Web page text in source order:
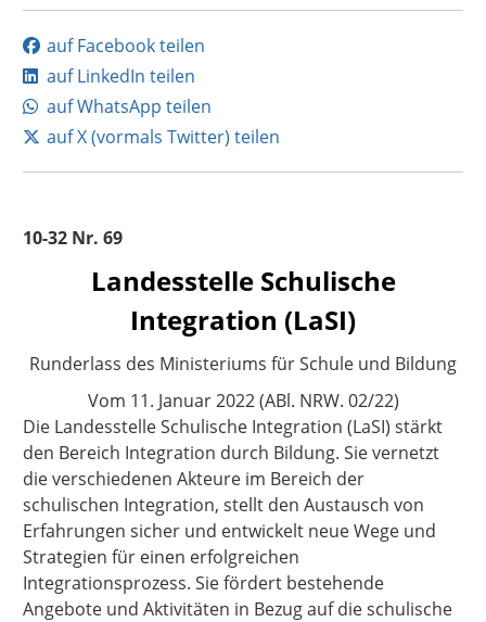
auf Facebook teilen
auf LinkedIn teilen
auf WhatsApp teilen
auf X (vormals Twitter) teilen
10-32 Nr. 69
Landesstelle Schulische
Integration (LaSI)
Runderlass des Ministeriums für Schule und Bildung
Vom 11. Januar 2022 (ABl. NRW. 02/22)
Die Landesstelle Schulische Integration (LaSI) stärkt
den Bereich Integration durch Bildung. Sie vernetzt
die verschiedenen Akteure im Bereich der
schulischen Integration, stellt den Austausch von
Erfahrungen sicher und entwickelt neue Wege und
Strategien für einen erfolgreichen
Integrationsprozess. Sie fördert bestehende
Angebote und Aktivitäten in Bezug auf die schulische